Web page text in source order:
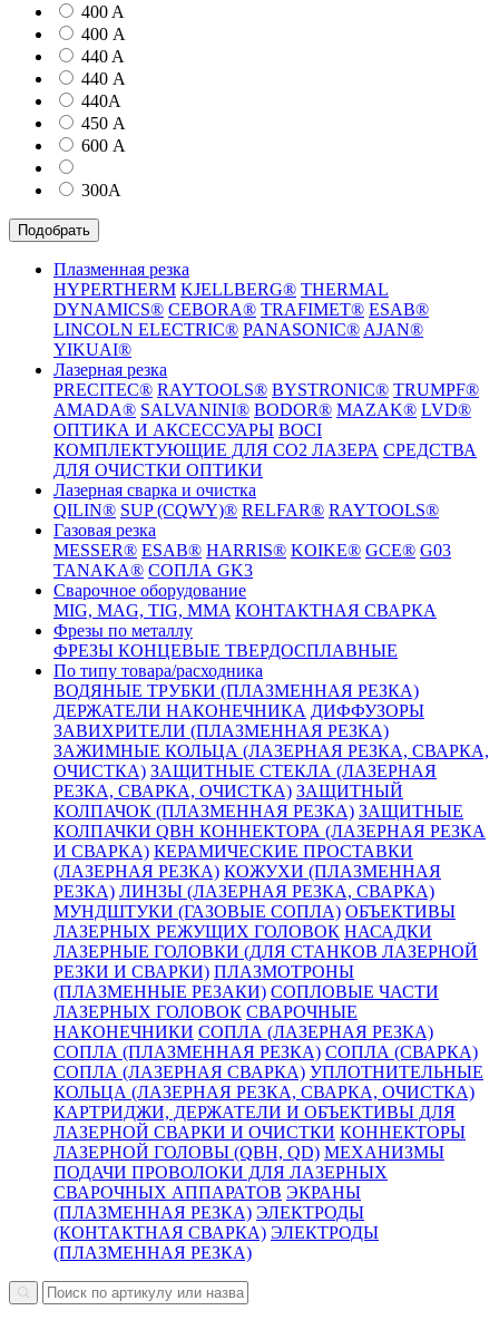
400 A
400 А
440 A
440 А
440А
450 А
600 А
300А
Подобрать
Плазменная резка
HYPERTHERM KJELLBERG® THERMAL
DYNAMICS® CEBORA® TRAFIMET® ESAB®
LINCOLN ELECTRIC® PANASONIC® AJAN®
YIKUAI®
Лазерная резка
PRECITEC® RAYTOOLS® BYSTRONIC® TRUMPF®
AMADA® SALVANINI® BODOR® MAZAK® LVD®
ОПТИКА И АКСЕССУАРЫ BOCI
КОМПЛЕКТУЮЩИЕ ДЛЯ CO2 ЛАЗЕРА СРЕДСТВА
ДЛЯ ОЧИСТКИ ОПТИКИ
Лазерная сварка и очистка
QILIN® SUP (CQWY)® RELFAR® RAYTOOLS®
Газовая резка
MESSER® ESAB® HARRIS® KOIKE® GCE® G03
TANAKA® СОПЛА GK3
Сварочное оборудование
MIG, MAG, TIG, MMA КОНТАКТНАЯ СВАРКА
Фрезы по металлу
ФРЕЗЫ КОНЦЕВЫЕ ТВЕРДОСПЛАВНЫЕ
По типу товара/расходника
ВОДЯНЫЕ ТРУБКИ (ПЛАЗМЕННАЯ РЕЗКА)
ДЕРЖАТЕЛИ НАКОНЕЧНИКА ДИФФУЗОРЫ
ЗАВИХРИТЕЛИ (ПЛАЗМЕННАЯ РЕЗКА)
ЗАЖИМНЫЕ КОЛЬЦА (ЛАЗЕРНАЯ РЕЗКА, СВАРКА,
ОЧИСТКА) ЗАЩИТНЫЕ СТЕКЛА (ЛАЗЕРНАЯ
РЕЗКА, СВАРКА, ОЧИСТКА) ЗАЩИТНЫЙ
КОЛПАЧОК (ПЛАЗМЕННАЯ РЕЗКА) ЗАЩИТНЫЕ
КОЛПАЧКИ QBH КОННЕКТОРА (ЛАЗЕРНАЯ РЕЗКА
И СВАРКА) КЕРАМИЧЕСКИЕ ПРОСТАВКИ
(ЛАЗЕРНАЯ РЕЗКА) КОЖУХИ (ПЛАЗМЕННАЯ
РЕЗКА) ЛИНЗЫ (ЛАЗЕРНАЯ РЕЗКА, СВАРКА)
МУНДШТУКИ (ГАЗОВЫЕ СОПЛА) ОБЪЕКТИВЫ
ЛАЗЕРНЫХ РЕЖУЩИХ ГОЛОВОК НАСАДКИ
ЛАЗЕРНЫЕ ГОЛОВКИ (ДЛЯ СТАНКОВ ЛАЗЕРНОЙ
РЕЗКИ И СВАРКИ) ПЛАЗМОТРОНЫ
(ПЛАЗМЕННЫЕ РЕЗАКИ) СОПЛОВЫЕ ЧАСТИ
ЛАЗЕРНЫХ ГОЛОВОК СВАРОЧНЫЕ
НАКОНЕЧНИКИ СОПЛА (ЛАЗЕРНАЯ РЕЗКА)
СОПЛА (ПЛАЗМЕННАЯ РЕЗКА) СОПЛА (СВАРКА)
СОПЛА (ЛАЗЕРНАЯ СВАРКА) УПЛОТНИТЕЛЬНЫЕ
КОЛЬЦА (ЛАЗЕРНАЯ РЕЗКА, СВАРКА, ОЧИСТКА)
КАРТРИДЖИ, ДЕРЖАТЕЛИ И ОБЪЕКТИВЫ ДЛЯ
ЛАЗЕРНОЙ СВАРКИ И ОЧИСТКИ КОННЕКТОРЫ
ЛАЗЕРНОЙ ГОЛОВЫ (QBH, QD) МЕХАНИЗМЫ
ПОДАЧИ ПРОВОЛОКИ ДЛЯ ЛАЗЕРНЫХ
СВАРОЧНЫХ АППАРАТОВ ЭКРАНЫ
(ПЛАЗМЕННАЯ РЕЗКА) ЭЛЕКТРОДЫ
(КОНТАКТНАЯ СВАРКА) ЭЛЕКТРОДЫ
(ПЛАЗМЕННАЯ РЕЗКА)